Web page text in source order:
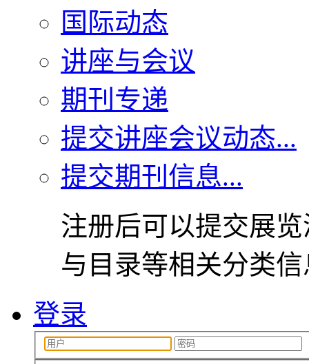
国际动态
讲座与会议
期刊专递
提交讲座会议动态...
提交期刊信息...
注册后可以提交展
与目录等相关分类
登录